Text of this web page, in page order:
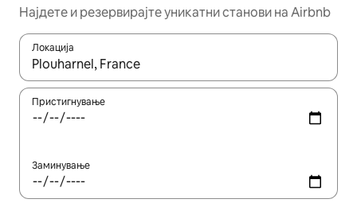
Најдете и резервирајте уникатни станови на Airbnb
Локација
Кога резултатите се достапни, движете се со копчињата
Пристигнување
Заминување